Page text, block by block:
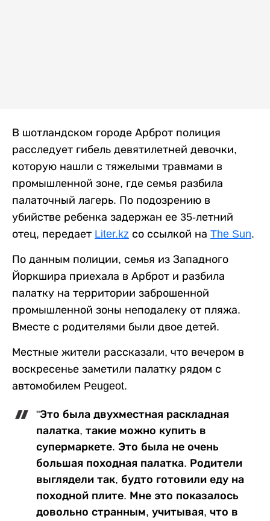
В шотландском городе Арброт полиция
расследует гибель девятилетней девочки,
которую нашли с тяжелыми травмами в
промышленной зоне, где семья разбила
палаточный лагерь. По подозрению в
убийстве ребенка задержан ее 35-летний
отец, передает Liter.kz со ссылкой на The Sun.
По данным полиции, семья из Западного
Йоркшира приехала в Арброт и разбила
палатку на территории заброшенной
промышленной зоны неподалеку от пляжа.
Вместе с родителями были двое детей.
Местные жители рассказали, что вечером в
воскресенье заметили палатку рядом с
автомобилем Peugeot.
"Это была двухместная раскладная
палатка, такие можно купить в
супермаркете. Это была не очень
большая походная палатка. Родители
выглядели так, будто готовили еду на
походной плите. Мне это показалось
довольно странным, учитывая, что в